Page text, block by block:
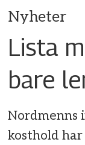
Nyheter
Lista
bare
Nordmenns
kosthold